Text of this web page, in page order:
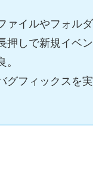
ァイルやフォル
押しで新規イベ
グフィックスを実